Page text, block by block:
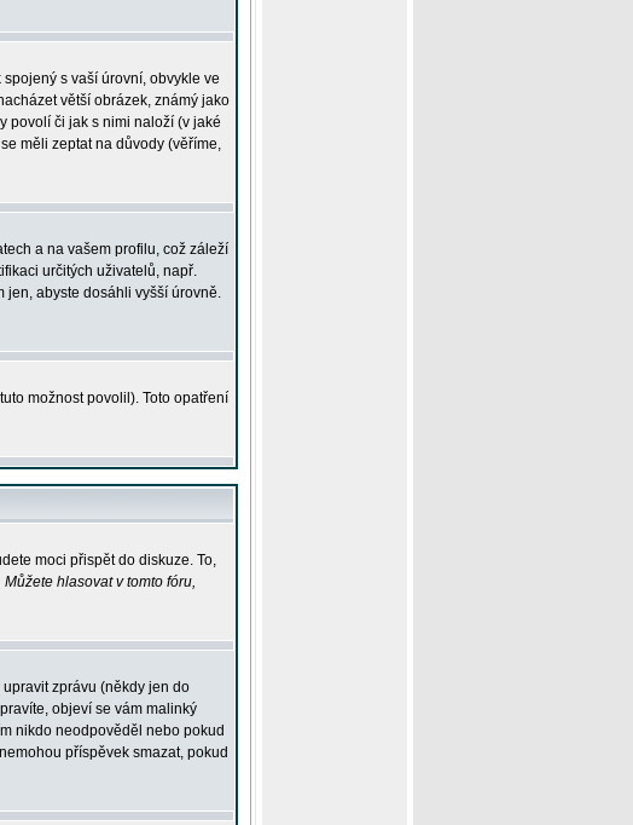
s vaší úrovní, obvykle ve
větší obrázek, známý jako
povolí či jak s nimi naloží (v jaké
měli zeptat na důvody (věříme,
a na vašem profilu, což záleží
určitých uživatelů, např.
jen, abyste dosáhli vyšší úrovně.
možnost povolil). Toto opatření
moci přispět do diskuze. To,
hlasovat v tomto fóru,
zprávu (někdy jen do
objeví se vám malinký
nikdo neodpověděl nebo pokud
příspěvek smazat, pokud